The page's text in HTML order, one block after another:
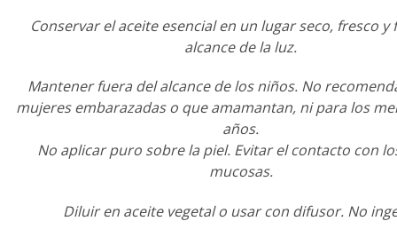
Conservar el aceite esencial en un lugar seco, fresco y
alcance de la luz.
Mantener fuera del alcance de los niños. No
mujeres embarazadas o que amamantan, ni para los
años.
No aplicar puro sobre la piel. Evitar el contacto con
mucosas.
Diluir en aceite vegetal o usar con difusor. No